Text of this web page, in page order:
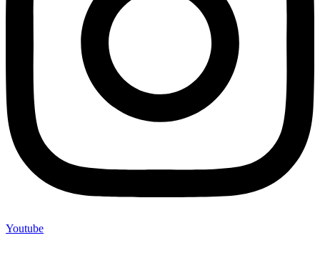
Youtube